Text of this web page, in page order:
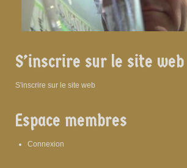
S’inscrire sur le site web
S'inscrire sur le site web
Espace membres
Connexion